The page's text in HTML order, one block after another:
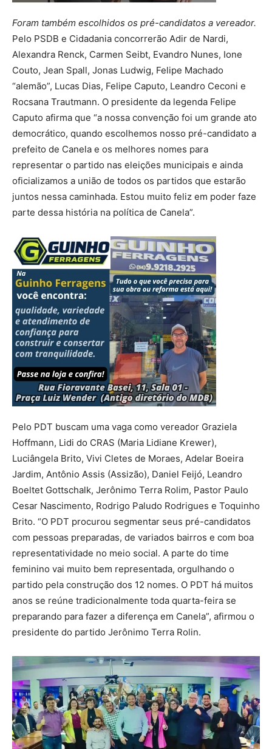
Foram também escolhidos os pré-candidatos a vereador.
Pelo PSDB e Cidadania concorrerão Adir de Nardi,
Alexandra Renck, Carmen Seibt, Evandro Nunes, Ione
Couto, Jean Spall, Jonas Ludwig, Felipe Machado
“alemão”, Lucas Dias, Felipe Caputo, Leandro Ceconi e
Rocsana Trautmann. O presidente da legenda Felipe
Caputo afirma que “a nossa convenção foi um grande ato
democrático, quando escolhemos nosso pré-candidato a
prefeito de Canela e os melhores nomes para
representar o partido nas eleições municipais e ainda
oficializamos a união de todos os partidos que estarão
juntos nessa caminhada. Estou muito feliz em poder faze
parte dessa história na política de Canela”.
Pelo PDT buscam uma vaga como vereador Graziela
Hoffmann, Lidi do CRAS (Maria Lidiane Krewer),
Luciângela Brito, Vivi Cletes de Moraes, Adelar Boeira
Jardim, Antônio Assis (Assizão), Daniel Feijó, Leandro
Boeltet Gottschalk, Jerônimo Terra Rolim, Pastor Paulo
Cesar Nascimento, Rodrigo Paludo Rodrigues e Toquinho
Brito. “O PDT procurou segmentar seus pré-candidatos
com pessoas preparadas, de variados bairros e com boa
representatividade no meio social. A parte do time
feminino vai muito bem representada, orgulhando o
partido pela construção dos 12 nomes. O PDT há muitos
anos se reúne tradicionalmente toda quarta-feira se
preparando para fazer a diferença em Canela”, afirmou o
presidente do partido Jerônimo Terra Rolin.